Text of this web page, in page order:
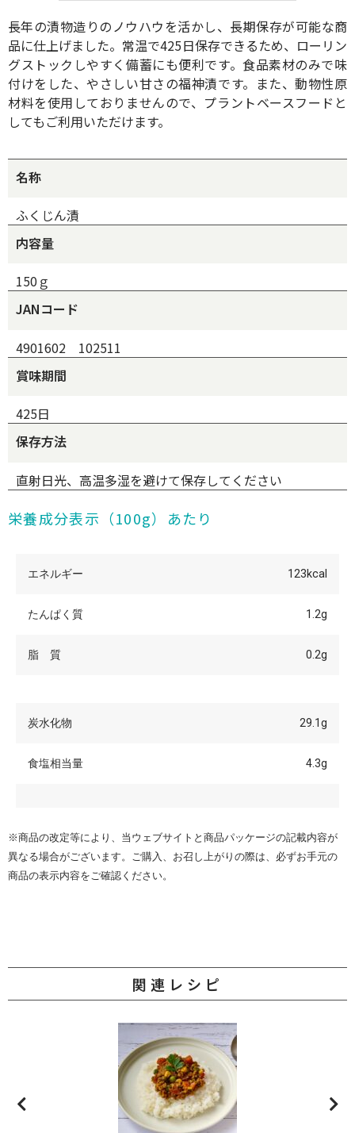
長年の漬物造りのノウハウを活かし、長期保存が可能な商
品に仕上げました。常温で425日保存できるため、ローリン
グストックしやすく備蓄にも便利です。食品素材のみで味
付けをした、やさしい甘さの福神漬です。また、動物性原
材料を使用しておりませんので、プラントベースフードと
してもご利用いただけます。
名称
ふくじん漬
内容量
150ｇ
JANコード
4901602 102511
賞味期間
425日
保存方法
直射日光、高温多湿を避けて保存してください
栄養成分表示（100g）あたり
エネルギー 123kcal
たんぱく質 1.2g
脂 質 0.2g
炭水化物 29.1g
食塩相当量 4.3g
※商品の改定等により、当ウェブサイトと商品パッケージの記載内容が
異なる場合がございます。ご購入、お召し上がりの際は、必ずお手元の
商品の表示内容をご確認ください。
関連レシピ